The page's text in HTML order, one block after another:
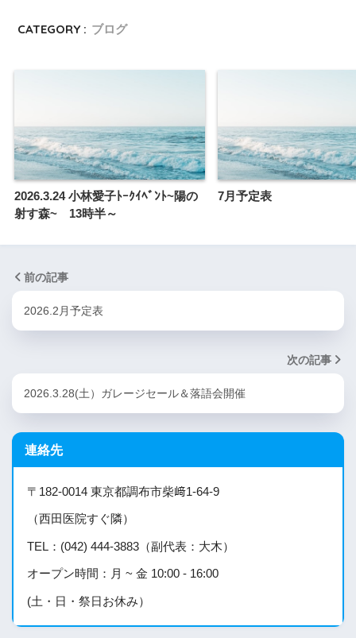
CATEGORY : ブログ
2026.3.24 小林愛子ﾄｰｸｲﾍﾞﾝﾄ~陽の
射す森~ 13時半～
7月予定表
前の記事
2026.2月予定表
次の記事
2026.3.28(土）ガレージセール＆落語会開催
連絡先
〒182-0014 東京都調布市柴﨑1-64-9
（西田医院すぐ隣）
TEL：(042) 444-3883（副代表：大木）
オープン時間：月 ~ 金 10:00 - 16:00
(土・日・祭日お休み）